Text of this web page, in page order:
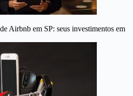
Airbnb em SP: seus investimentos em